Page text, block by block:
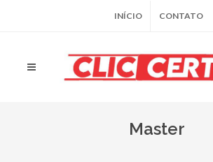
INÍCIO CONTATO
Master